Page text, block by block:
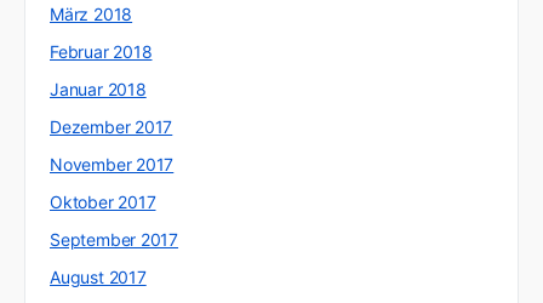
März 2018
Februar 2018
Januar 2018
Dezember 2017
November 2017
Oktober 2017
September 2017
August 2017